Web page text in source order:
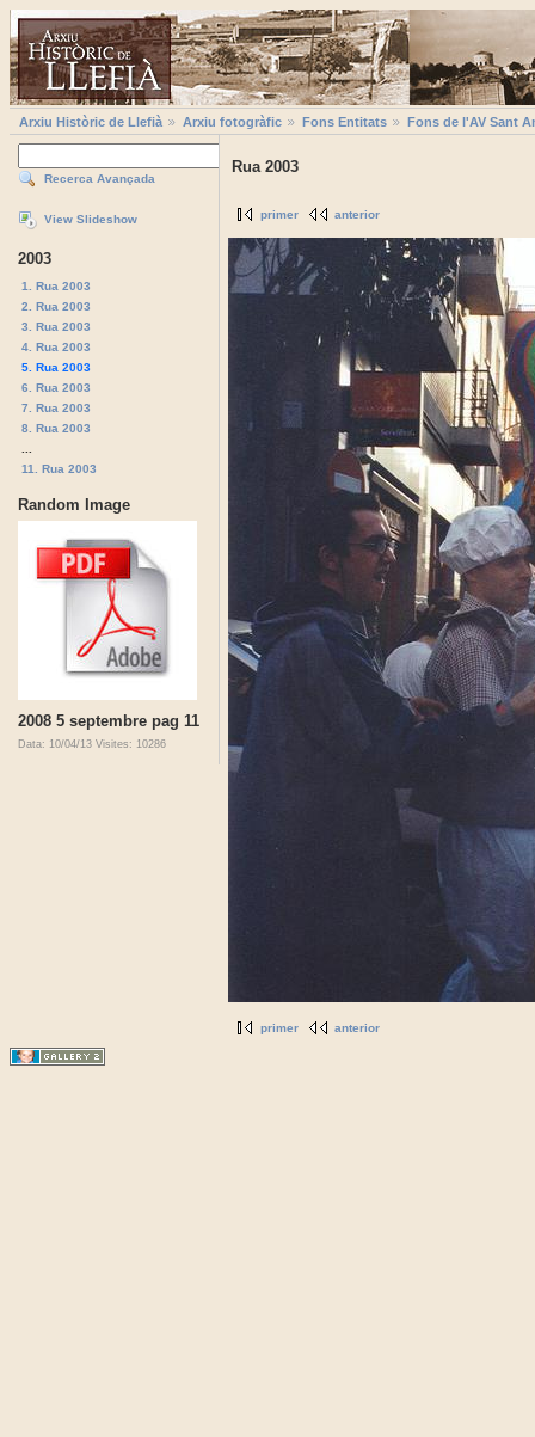
Arxiu Històric de Llefià Arxiu fotogràfic Fons Entitats Fons de l'AV Sant
Recerca Avançada
View Slideshow
2003
1. Rua 2003
2. Rua 2003
3. Rua 2003
4. Rua 2003
5. Rua 2003
6. Rua 2003
7. Rua 2003
8. Rua 2003
11. Rua 2003
Random Image
2008 5 septembre pag 11
Data: 10/04/13 Visites: 10286
Rua 2003
primer anterior
primer anterior